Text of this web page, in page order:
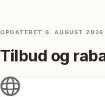
OPDATERET 6. AUGUST 2026
Tilbud og